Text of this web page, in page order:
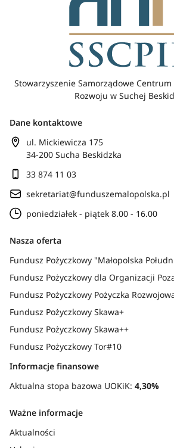
Stowarzyszenie Samorządowe
Rozwoju w Suchej
Dane kontaktowe
ul. Mickiewicza 175
34-200 Sucha Beskidzka
33 874 11 03
sekretariat@funduszemalopolska.pl
poniedziałek - piątek 8.00 - 16.00
Nasza oferta
Fundusz Pożyczkowy "Małopolska
Fundusz Pożyczkowy dla Organizacji
Fundusz Pożyczkowy Pożyczka
Fundusz Pożyczkowy Skawa+
Fundusz Pożyczkowy Skawa++
Fundusz Pożyczkowy Tor#10
Informacje finansowe
Aktualna stopa bazowa UOKiK: 4,30%
Ważne informacje
Aktualności